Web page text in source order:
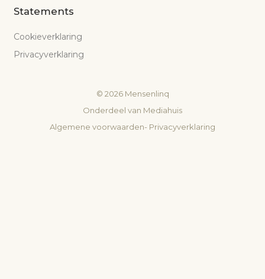
Statements
Cookieverklaring
Privacyverklaring
© 2026Mensenlinq
Onderdeel van Mediahuis
Algemene voorwaarden- Privacyverklaring